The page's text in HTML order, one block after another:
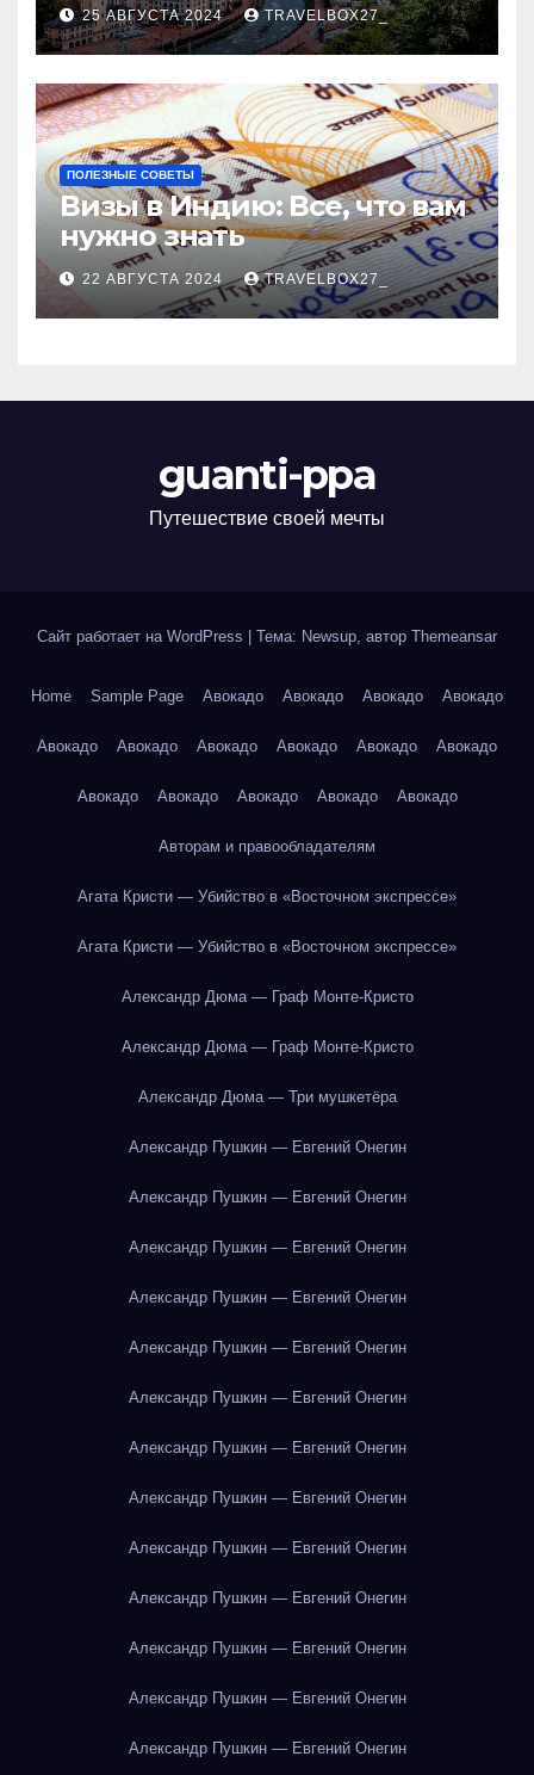
25 АВГУСТА 2024 TRAVELBOX27_
ПОЛЕЗНЫЕ СОВЕТЫ
Визы в Индию: Все, что вам
нужно знать
22 АВГУСТА 2024 TRAVELBOX27_
guanti-ppa
Путешествие своей мечты
Сайт работает на WordPress Тема: Newsup, автор Themeansar
Home Sample Page Авокадо Авокадо Авокадо Авокадо
Авокадо Авокадо Авокадо Авокадо Авокадо Авокадо
Авокадо Авокадо Авокадо Авокадо Авокадо
Авторам и правообладателям
Агата Кристи — Убийство в «Восточном экспрессе»
Агата Кристи — Убийство в «Восточном экспрессе»
Александр Дюма — Граф Монте-Кристо
Александр Дюма — Граф Монте-Кристо
Александр Дюма — Три мушкетёра
Александр Пушкин — Евгений Онегин
Александр Пушкин — Евгений Онегин
Александр Пушкин — Евгений Онегин
Александр Пушкин — Евгений Онегин
Александр Пушкин — Евгений Онегин
Александр Пушкин — Евгений Онегин
Александр Пушкин — Евгений Онегин
Александр Пушкин — Евгений Онегин
Александр Пушкин — Евгений Онегин
Александр Пушкин — Евгений Онегин
Александр Пушкин — Евгений Онегин
Александр Пушкин — Евгений Онегин
Александр Пушкин — Евгений Онегин